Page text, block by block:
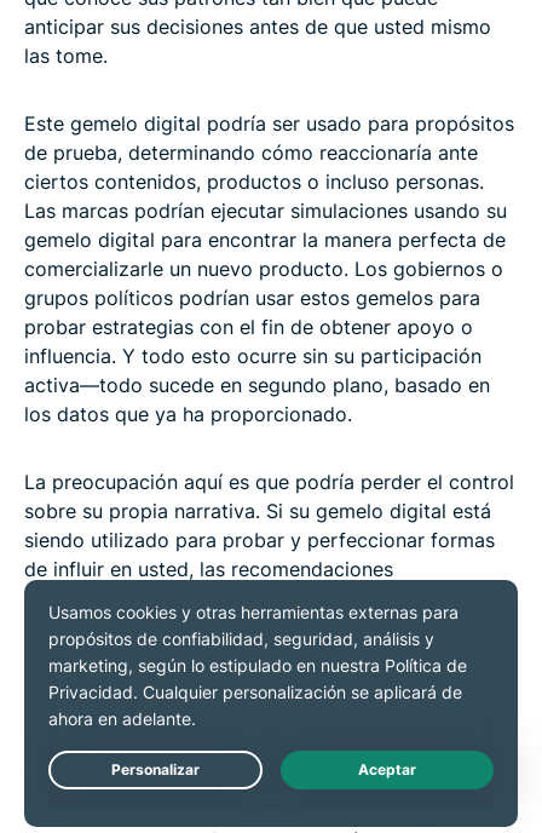
anticipar sus decisiones antes de que usted mismo
las tome.
Este gemelo digital podría ser usado para propósitos
de prueba, determinando cómo reaccionaría ante
ciertos contenidos, productos o incluso personas.
Las marcas podrían ejecutar simulaciones usando su
gemelo digital para encontrar la manera perfecta de
comercializarle un nuevo producto. Los gobiernos o
grupos políticos podrían usar estos gemelos para
probar estrategias con el fin de obtener apoyo o
influencia. Y todo esto ocurre sin su participación
activa—todo sucede en segundo plano, basado en
los datos que ya ha proporcionado.
La preocupación aquí es que podría perder el control
sobre su propia narrativa. Si su gemelo digital está
siendo utilizado para probar y perfeccionar formas
de influir en usted, las recomendaciones
personalizadas solo serían el principio. Esto crea una
versión espejo de usted, una que las empresas
pueden usar para perfeccionar sus estrategias y
guiarlo hacia decisiones que podría no haber tomado
por sí mismo.
Cómo protegerse del rastreo del IoB
Live Chat